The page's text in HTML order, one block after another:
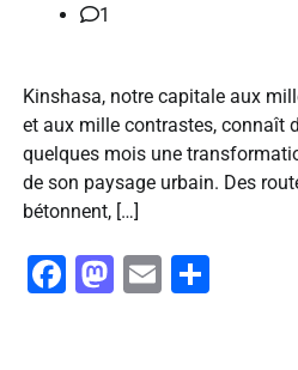
1
Kinshasa, notre capitale aux
et aux mille contrastes, connaît
quelques mois une
de son paysage urbain. Des
bétonnent, […]
Facebook
Mastodon
Email